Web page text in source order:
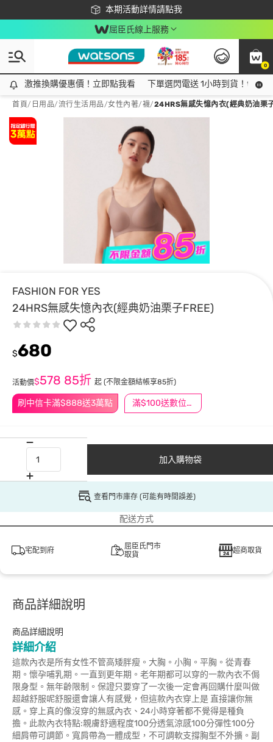
本期活動詳情請點我
下載app最高回饋$350
屈臣氏線上服務
0
激推換購優惠價！立即點我看
激推換購優惠價！立即點我看 下單選閃電送 1小時到貨！領神
首頁/ 日用品/流行生活用品/女性內著/襪/24HRS無感失憶內衣(經典奶油栗
FASHION FOR YES
24HRS無感失憶內衣(經典奶油栗子FREE)
刷中信卡滿$888送3萬點 滿$100送數位印花
$680
活動價$578 85折 起 (不限金額結帳享85折)
加入購物袋
查看門市庫存 (可能有時間誤差)
配送方式
宅配到府
屈臣氏門市
取貨
超商取貨
商品詳細說明
商品詳細說明
詳細介紹
這款內衣是所有女性不管高矮胖瘦。大胸。小胸。平胸。從青春
期。懷孕哺乳期。一直到更年期。老年期都可以穿的一款內衣不侷
限身型。無年齡限制。保證只要穿了一次後一定會再回購什麼叫做
超越舒服呢舒服還會讓人有感覺，但這款內衣穿上是 直接讓你無
感。穿上真的像沒穿的無感內衣、24小時穿著都不覺得是種負
擔。此款內衣特點:親膚舒適程度100分透氣涼感100分彈性100分
細肩帶可調節。寬肩帶為一體成型，不可調軟支撐胸型不外擴。副